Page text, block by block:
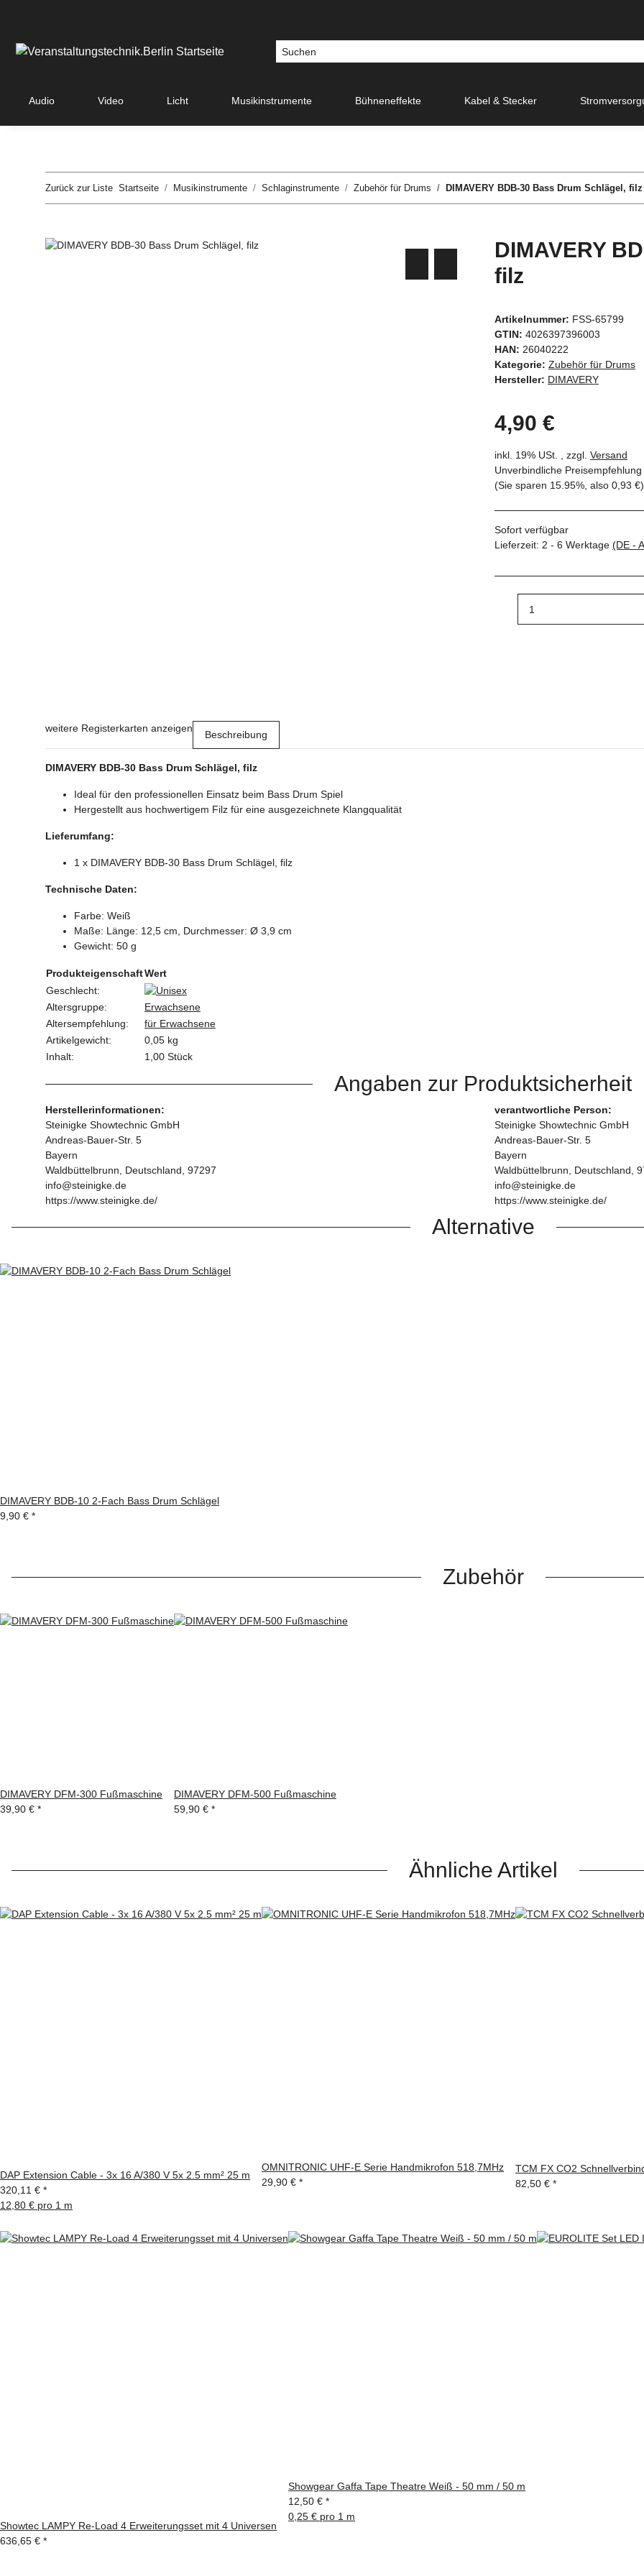
Audio Video Licht Musikinstrumente Bühneneffekte Kabel & Stecker
Zurück zur Liste Startseite Musikinstrumente Schlaginstrumente Zubehör für Drums DIMAVERY BDB-30 Bass Drum Schlägel, filz
DIMAVERY
filz
Artikelnummer: FSS-65799
GTIN: 4026397396003
HAN: 26040222
Kategorie: Zubehör für Drums
Hersteller: DIMAVERY
4,90 €
inkl. 19% USt. , zzgl. Versand
Unverbindliche
(Sie sparen 15.95%, also 0,93 €)
Sofort verfügbar
Lieferzeit: 2 - 6 Werktage (DE -
weitere Registerkarten anzeigen
Beschreibung
DIMAVERY BDB-30 Bass Drum Schlägel, filz
Ideal für den professionellen Einsatz beim Bass Drum Spiel
Hergestellt aus hochwertigem Filz für eine ausgezeichnete Klangqualität
Lieferumfang:
1 x DIMAVERY BDB-30 Bass Drum Schlägel, filz
Technische Daten:
Farbe: Weiß
Maße: Länge: 12,5 cm, Durchmesser: Ø 3,9 cm
Gewicht: 50 g
ProdukteigenschaftWert
Geschlecht:
Altersgruppe:
Erwachsene
Altersempfehlung:
für Erwachsene
Artikelgewicht:
0,05 kg
Inhalt:
1,00 Stück
Angaben zur Produktsicherheit
Herstellerinformationen:
Steinigke Showtechnic GmbH
Andreas-Bauer-Str. 5
Bayern
Waldbüttelbrunn, Deutschland, 97297
info@steinigke.de
https://www.steinigke.de/
verantwortliche Person:
Steinigke Showtechnic GmbH
Andreas-Bauer-Str. 5
Bayern
Waldbüttelbrunn, Deutschland,
info@steinigke.de
https://www.steinigke.de/
Alternative
DIMAVERY BDB-10 2-Fach Bass Drum Schlägel
9,90 € *
Zubehör
DIMAVERY DFM-300 Fußmaschine
39,90 € *
DIMAVERY DFM-500 Fußmaschine
59,90 € *
Ähnliche Artikel
DAP Extension Cable - 3x 16 A/380 V 5x 2.5 mm² 25 m
320,11 € *
12,80 € pro 1 m
OMNITRONIC UHF-E Serie Handmikrofon 518,7MHz
29,90 € *
TCM FX CO2
82,50 € *
Showtec LAMPY Re-Load 4 Erweiterungsset mit 4 Universen
636,65 € *
Showgear Gaffa Tape Theatre Weiß - 50 mm / 50 m
12,50 € *
0,25 € pro 1 m